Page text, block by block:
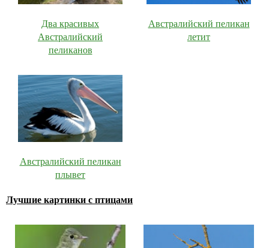
Два красивых
Австралийский
пеликанов
Австралийский пеликан
летит
Австралийский пеликан
плывет
Лучшие картинки с птицами